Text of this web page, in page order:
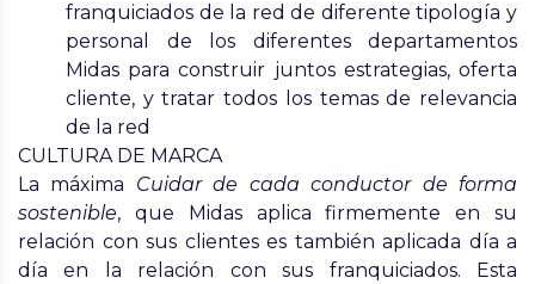
franquiciados de la red de diferente tipología y
personal de los diferentes departamentos
Midas para construir juntos estrategias, oferta
cliente, y tratar todos los temas de relevancia
de la red
CULTURA DE MARCA
La máxima Cuidar de cada conductor de forma
sostenible, que Midas aplica firmemente en su
relación con sus clientes es también aplicada día a
día en la relación con sus franquiciados. Esta